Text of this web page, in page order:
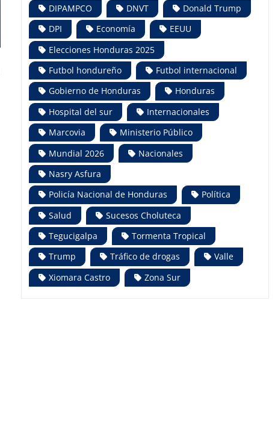
DIPAMPCO
DNVT
Donald Trump
DPI
Economía
EEUU
Elecciones Honduras 2025
Futbol hondureño
Futbol internacional
Gobierno de Honduras
Honduras
Hospital del sur
Internacionales
Marcovia
Ministerio Público
Mundial 2026
Nacionales
Nasry Asfura
Policía Nacional de Honduras
Política
Salud
Sucesos Choluteca
Tegucigalpa
Tormenta Tropical
Trump
Tráfico de drogas
Valle
Xiomara Castro
Zona Sur